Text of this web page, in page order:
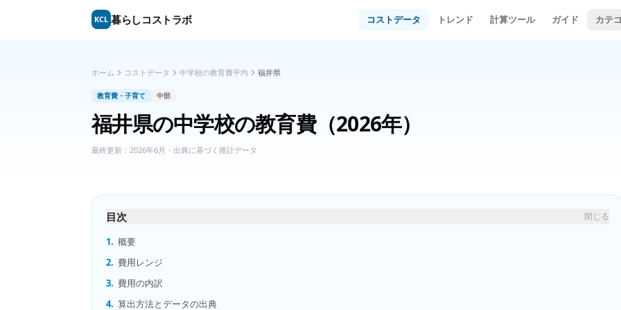
KCL 暮らしコストラボ コストデータ トレンド 計算ツール ガイド カテ
ホーム コストデータ 中学校の教育費平均 福井県
教育費・子育て 中部
福井県の中学校の教育費（2026年）
最終更新： 2026年6月 ・出典に基づく推計データ
目次 閉じる
1. 概要
2. 費用レンジ
3. 費用の内訳
4. 算出方法とデータの出典